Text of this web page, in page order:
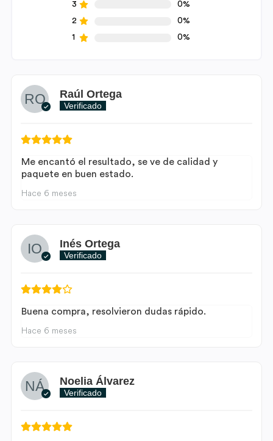
3
0%
2
0%
1
0%
Raúl Ortega
Verificado
Me encantó el resultado, se ve de calidad y
paquete en buen estado.
Hace 6 meses
Inés Ortega
Verificado
Buena compra, resolvieron dudas rápido.
Hace 6 meses
Noelia Álvarez
Verificado